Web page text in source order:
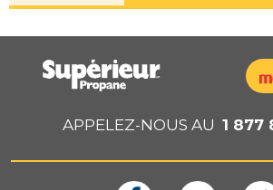
APPELEZ-NOUS AU 1 877